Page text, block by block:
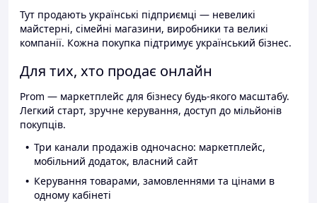
Тут продають українські підприємці — невеликі
майстерні, сімейні магазини, виробники та великі
компанії. Кожна покупка підтримує український бізнес.
Для тих, хто продає онлайн
Prom — маркетплейс для бізнесу будь-якого масштабу.
Легкий старт, зручне керування, доступ до мільйонів
покупців.
Три канали продажів одночасно: маркетплейс,
мобільний додаток, власний сайт
Керування товарами, замовленнями та цінами в
одному кабінеті